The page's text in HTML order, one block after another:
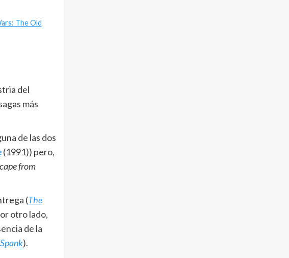
The Old
del
más
de las dos
(1991)) pero,
from
(The
otro lado,
de la
).